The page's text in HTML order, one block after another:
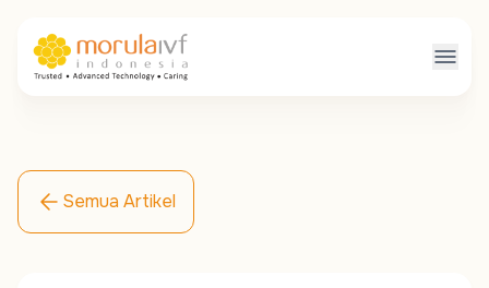
Semua Artikel